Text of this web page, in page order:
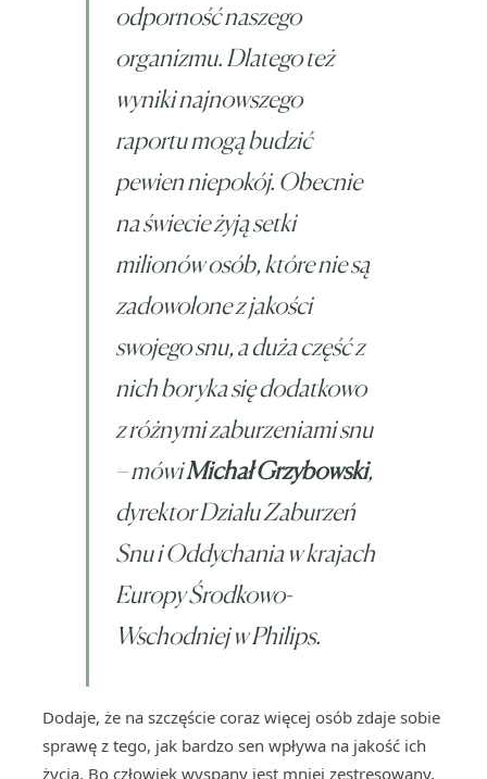
odporność naszego
organizmu. Dlatego też
wyniki najnowszego
raportu mogą budzić
pewien niepokój. Obecnie
na świecie żyją setki
milionów osób, które nie są
zadowolone z jakości
swojego snu, a duża część z
nich boryka się dodatkowo
z różnymi zaburzeniami snu
– mówiMichał Grzybowski,
dyrektor Działu Zaburzeń
Snu i Oddychania w krajach
Europy Środkowo-
Wschodniej w Philips.
Dodaje, że na szczęście coraz więcej osób zdaje sobie
sprawę z tego, jak bardzo sen wpływa na jakość ich
życia. Bo człowiek wyspany jest mniej zestresowany,